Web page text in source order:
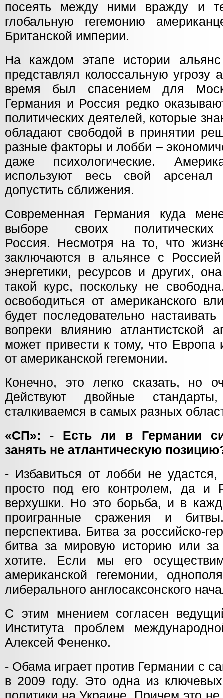
посеять между ними вражду и
глобальную гегемонию
Британской империи.
На каждом этапе истории
представлял колоссальную угрозу
время был спасением для
Германия и Россия редко
политических деятелей, которые
обладают свободой в принятии
разные факторы и лобби –
даже психологические.
используют весь свой
допустить сближения.
Современная Германия куда
выборе своих
Россия. Несмотря на то, что
заключаются в альянсе с
энергетики, ресурсов и других,
такой курс, поскольку не
освободиться от американского
будет последовательно
вопреки влиянию атлантистской
может привести к тому, что Европа
от американской гегемонии.
Конечно, это легко сказать, но
Действуют двойные
сталкиваемся в самых разных
«СП»: - Есть ли в Германии
занять не атлантическую
- Избавиться от лобби не
просто под его контролем, да и
верхушки. Но это борьба, и в
проигранные сражения и
перспектива. Битва за российско-
битва за мировую историю или
хотите. Если мы его
американской гегемонии,
либерального англосаксонского
С этим мнением согласен
Института проблем
Алексей Фененко.
- Обама играет против Германии с
в 2009 году. Это одна из
политики на Украине. Причем это